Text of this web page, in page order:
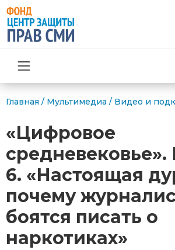
Главная / Мультимедиа / Видео и
«Цифровое
6. «Настоящая
почему
боятся писать о
наркотиках»